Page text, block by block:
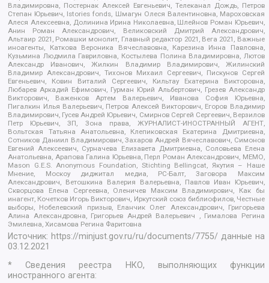
Владимировна, Постернак Алексей Евгеньевич, Телеканал Дождь, Петров
Степан Юрьевич, Istories fonds, Шмагун Олеся Валентиновна, Мароховская
Алеся Алексеевна, Долинина Ирина Николаевна, Шлейнов Роман Юрьевич,
Анин Роман Александрович, Великовский Дмитрий Александрович,
Альтаир 2021, Ромашки монолит, Главный редактор 2021, Вега 2021, Важные
иноагенты, Каткова Вероника Вячеславовна, Карезина Инна Павловна,
Кузьмина Людмила Гавриловна, Костылева Полина Владимировна, Лютов
Александр Иванович, Жилкин Владимир Владимирович, Жилинский
Владимир Александрович, Тихонов Михаил Сергеевич, Пискунов Сергей
Евгеньевич, Ковин Виталий Сергеевич, Кильтау Екатерина Викторовна,
Любарев Аркадий Ефимович, Гурман Юрий Альбертович, Грезев Александр
Викторович, Важенков Артем Валерьевич, Иванова София Юрьевна,
Пигалкин Илья Валерьевич, Петров Алексей Викторович, Егоров Владимир
Владимирович, Гусев Андрей Юрьевич, Смирнов Сергей Сергеевич, Верзилов
Петр Юрьевич, ЗП, Зона права, ЖУРНАЛИСТ-ИНОСТРАННЫЙ АГЕНТ,
Вольтская Татьяна Анатольевна, Клепиковская Екатерина Дмитриевна,
Сотников Даниил Владимирович, Захаров Андрей Вячеславович, Симонов
Евгений Алексеевич, Сурначева Елизавета Дмитриевна, Соловьева Елена
Анатольевна, Арапова Галина Юрьевна, Перл Роман Александрович, МЕМО,
Mason G.E.S. Anonymous Foundation, Stichting Bellingcat, Якутия – Наше
Мнение, Москоу диджитал медиа, РС-Балт, Заговора Максим
Александрович, Ветошкина Валерия Валерьевна, Павлов Иван Юрьевич,
Скворцова Елена Сергеевна, Оленичев Максим Владимирович, Как бы
инагент, Кочетков Игорь Викторович, Иркутский союз библиофилов, Честные
выборы, Нобелевский призыв, Еланчик Олег Александрович, Григорьева
Алина Александровна, Григорьев Андрей Валерьевич , Гималова Регина
Эмилевна, Хисамова Регина Фаритовна
Источник: https://minjust.gov.ru/ru/documents/7755/ данные на
03.12.2021
* Сведения реестра НКО, выполняющих функции
иностранного агента: